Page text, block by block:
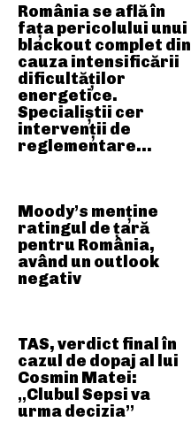
România se află în
fața pericolului unui
blackout complet din
cauza intensificării
dificultăților
energetice.
Specialiștii cer
intervenții de
reglementare…
Moody’s menține
ratingul de țară
pentru România,
având un outlook
negativ
TAS, verdict final în
cazul de dopaj al lui
Cosmin Matei:
„Clubul Sepsi va
urma decizia”